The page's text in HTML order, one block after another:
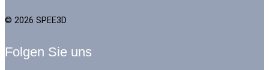
© 2026 SPEE3D
Folgen Sie uns